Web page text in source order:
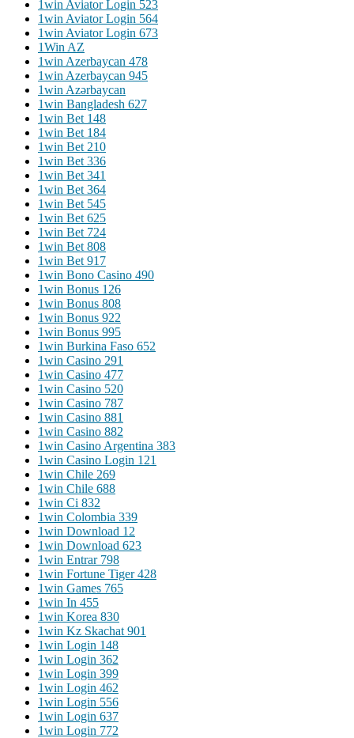
1win Aviator Login 523
1win Aviator Login 564
1win Aviator Login 673
1Win AZ
1win Azerbaycan 478
1win Azerbaycan 945
1win Azərbaycan
1win Bangladesh 627
1win Bet 148
1win Bet 184
1win Bet 210
1win Bet 336
1win Bet 341
1win Bet 364
1win Bet 545
1win Bet 625
1win Bet 724
1win Bet 808
1win Bet 917
1win Bono Casino 490
1win Bonus 126
1win Bonus 808
1win Bonus 922
1win Bonus 995
1win Burkina Faso 652
1win Casino 291
1win Casino 477
1win Casino 520
1win Casino 787
1win Casino 881
1win Casino 882
1win Casino Argentina 383
1win Casino Login 121
1win Chile 269
1win Chile 688
1win Ci 832
1win Colombia 339
1win Download 12
1win Download 623
1win Entrar 798
1win Fortune Tiger 428
1win Games 765
1win In 455
1win Korea 830
1win Kz Skachat 901
1win Login 148
1win Login 362
1win Login 399
1win Login 462
1win Login 556
1win Login 637
1win Login 772